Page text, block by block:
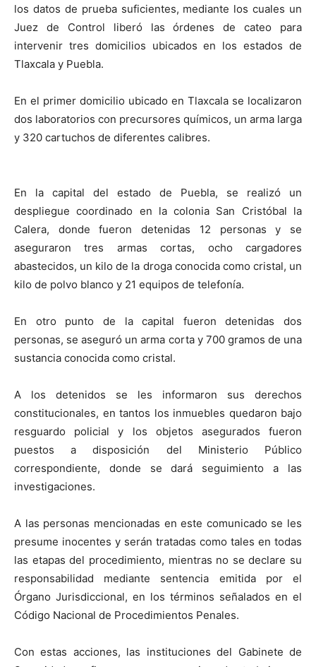
los datos de prueba suficientes, mediante los cuales un
Juez de Control liberó las órdenes de cateo para
intervenir tres domicilios ubicados en los estados de
Tlaxcala y Puebla.
En el primer domicilio ubicado en Tlaxcala se localizaron
dos laboratorios con precursores químicos, un arma larga
y 320 cartuchos de diferentes calibres.
En la capital del estado de Puebla, se realizó un
despliegue coordinado en la colonia San Cristóbal la
Calera, donde fueron detenidas 12 personas y se
aseguraron tres armas cortas, ocho cargadores
abastecidos, un kilo de la droga conocida como cristal, un
kilo de polvo blanco y 21 equipos de telefonía.
En otro punto de la capital fueron detenidas dos
personas, se aseguró un arma corta y 700 gramos de una
sustancia conocida como cristal.
A los detenidos se les informaron sus derechos
constitucionales, en tantos los inmuebles quedaron bajo
resguardo policial y los objetos asegurados fueron
puestos a disposición del Ministerio Público
correspondiente, donde se dará seguimiento a las
investigaciones.
A las personas mencionadas en este comunicado se les
presume inocentes y serán tratadas como tales en todas
las etapas del procedimiento, mientras no se declare su
responsabilidad mediante sentencia emitida por el
Órgano Jurisdiccional, en los términos señalados en el
Código Nacional de Procedimientos Penales.
Con estas acciones, las instituciones del Gabinete de